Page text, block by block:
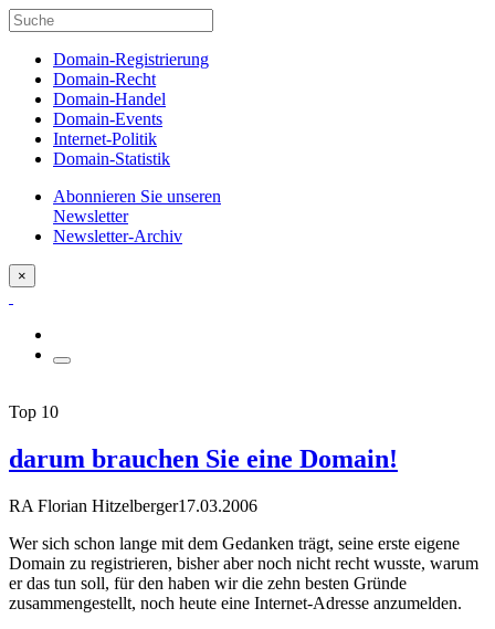
Domain-Registrierung
Domain-Recht
Domain-Handel
Domain-Events
Internet-Politik
Domain-Statistik
Abonnieren Sie unseren
Newsletter
Newsletter-Archiv
×
Top 10
darum brauchen Sie eine Domain!
RA Florian Hitzelberger17.03.2006
Wer sich schon lange mit dem Gedanken trägt, seine erste eigene
Domain zu registrieren, bisher aber noch nicht recht wusste, warum
er das tun soll, für den haben wir die zehn besten Gründe
zusammengestellt, noch heute eine Internet-Adresse anzumelden.